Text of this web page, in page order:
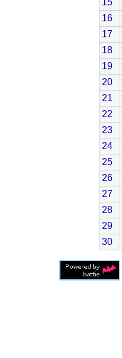
15
16
17
18
19
20
21
22
23
24
25
26
27
28
29
30